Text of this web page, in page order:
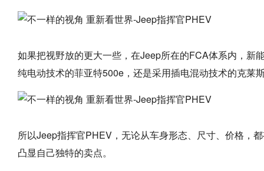
如果把视野放的更大一些，在Jeep所在的FCA体系内，新
纯电动技术的菲亚特500e，还是采用插电混动技术的克
所以Jeep指挥官PHEV，无论从车身形态、尺寸、价格，
凸显自己独特的卖点。